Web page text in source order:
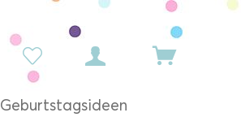
Geburtstagsideen